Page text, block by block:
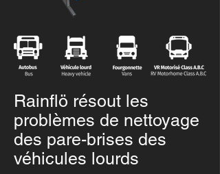
Rainflö résout les
problèmes de nettoyage
des pare-brises des
véhicules lourds